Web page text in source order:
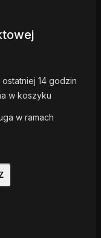
14 godzin
w koszyku
w ramach